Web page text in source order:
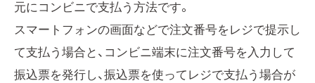
元にコンビニで支払う方法です。
スマートフォンの画面などで注文番号をレジで提示し
て支払う場合と、コンビニ端末に注文番号を入力して
振込票を発行し、振込票を使ってレジで支払う場合が